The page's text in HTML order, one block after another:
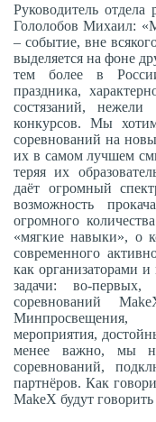
Руководитель
Гололобов Михаил:
– событие, вне
выделяется на фоне
тем более в
праздника,
состязаний,
конкурсов. Мы
соревнований на
их в самом лучшем
теряя их
даёт огромный
возможность
огромного
«мягкие навыки», о
современного
как организаторами
задачи: во-первых,
соревнований
Минпросвещения,
мероприятия,
менее важно, мы
соревнований,
партнёров. Как
MakeX будут говорить